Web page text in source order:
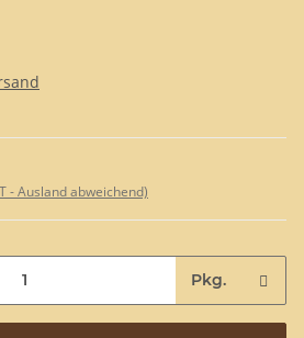
- Ausland abweichend)
Pkg.